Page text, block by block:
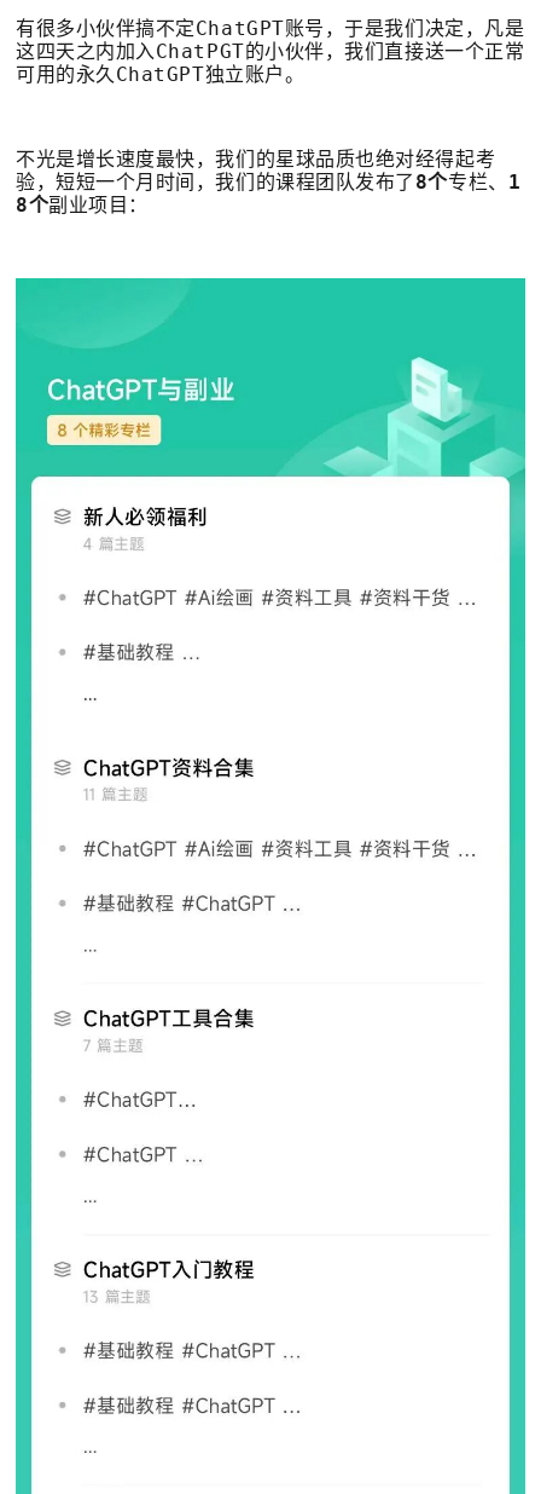
有很多小伙伴搞不定ChatGPT账号，于是我们决定，凡是
这四天之内加入ChatPGT的小伙伴，我们直接送一个正常
可用的永久ChatGPT独立账户。
不光是增长速度最快，我们的星球品质也绝对经得起考
验，短短一个月时间，我们的课程团队发布了 8个专栏、 1
8个副业项目：